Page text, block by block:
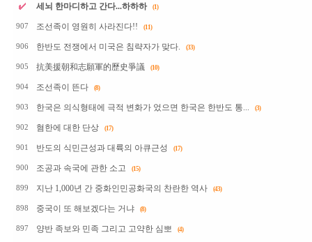
세뇌 한마디하고 간다...하하하 (1)
907 조선족이 영원히 사라진다!! (11)
906 한반도 전쟁에서 미국은 침략자가 맞다. (33)
905 抗美援朝和志願軍的歷史爭議 (10)
904 조선족이 뜬다 (8)
903 한국은 의식형태에 극적 변화가 었으면 한국은 한반도 통... (3)
902 혐한에 대한 단상 (17)
901 반도의 식민근성과 대륙의 아큐근성 (17)
900 조공과 속국에 관한 소고 (15)
899 지난 1,000년 간 중화인민공화국의 찬란한 역사 (43)
898 중국이 또 해보겠다는 거냐 (8)
897 양반 족보와 민족 그리고 고약한 심뽀 (4)